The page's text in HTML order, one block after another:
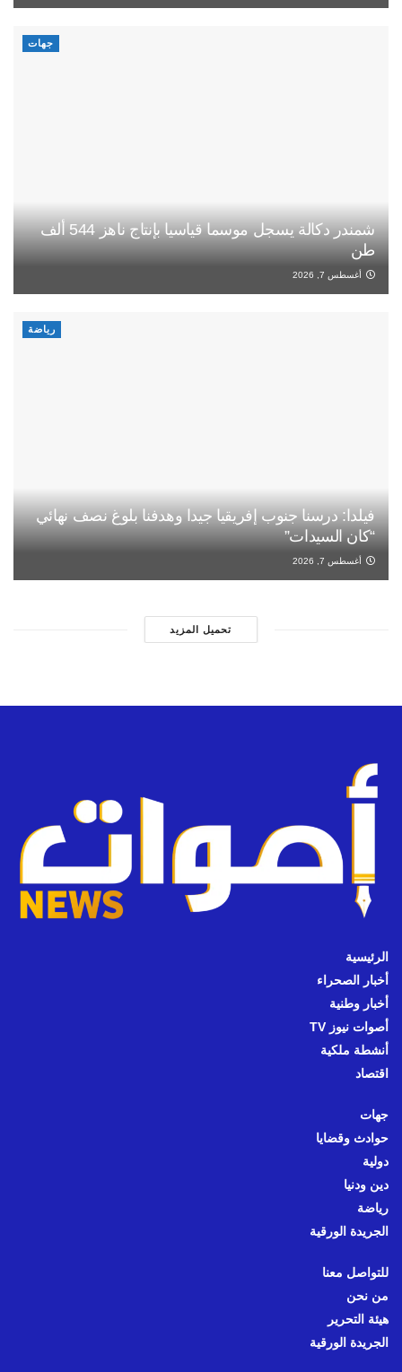
جهات
شمندر دكالة يسجل موسما قياسيا بإنتاج ناهز 544 ألف
طن
أغسطس 7, 2026
رياضة
فيلدا: درسنا جنوب إفريقيا جيدا وهدفنا بلوغ نصف نهائي
“كان السيدات”
أغسطس 7, 2026
تحميل المزيد
الرئيسية
أخبار الصحراء
أخبار وطنية
أصوات نيوز TV
أنشطة ملكية
اقتصاد
جهات
حوادث وقضايا
دولية
دين ودنيا
رياضة
الجريدة الورقية
للتواصل معنا
من نحن
هيئة التحرير
الجريدة الورقية